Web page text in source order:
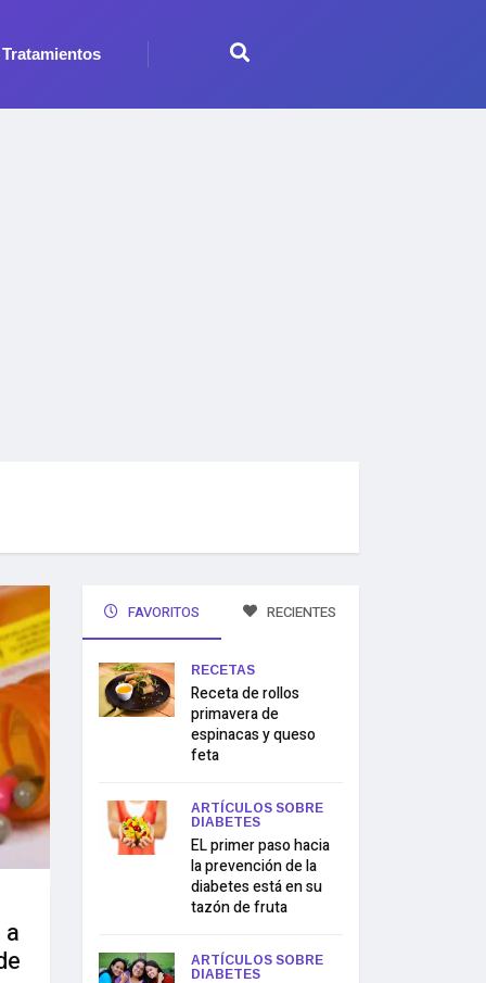
Tratamientos
FAVORITOS RECIENTES
RECETAS
Receta de rollos
primavera de
espinacas y queso
feta
ARTÍCULOS SOBRE
DIABETES
EL primer paso hacia
la prevención de la
diabetes está en su
tazón de fruta
ARTÍCULOS SOBRE
DIABETES